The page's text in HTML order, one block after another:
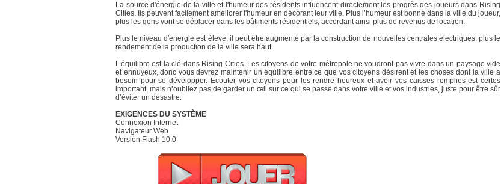
La source d'énergie de la ville et l'humeur des résidents influencent directement les progrès des joueurs dans Rising
Cities. Ils peuvent facilement améliorer l'humeur en décorant leur ville. Plus l’humeur est bonne dans la ville du joueur,
plus les gens vont se déplacer dans les bâtiments résidentiels, accordant ainsi plus de revenus de location.
Plus le niveau d'énergie est élevé, il peut être augmenté par la construction de nouvelles centrales électriques, plus le
rendement de la production de la ville sera haut.
L’équilibre est la clé dans Rising Cities. Les citoyens de votre métropole ne voudront pas vivre dans un paysage vide
et ennuyeux, donc vous devrez maintenir un équilibre entre ce que vos citoyens désirent et les choses dont la ville a
besoin pour se développer. Ecouter vos citoyens pour les rendre heureux et avoir vos caisses remplies est certes
important, mais n’oubliez pas de garder un œil sur ce qui se passe dans votre ville et vos industries, juste pour être sûr
d’éviter un désastre.
EXIGENCES DU SYSTÈME
Connexion Internet
Navigateur Web
Version Flash 10.0